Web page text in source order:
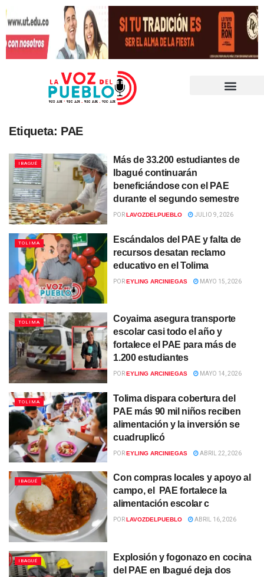
Etiqueta: PAE
IBAGUÉ
Más de 33.200 estudiantes de
Ibagué continuarán
beneficiándose con el PAE
durante el segundo semestre
PORLAVOZDELPUEBLO JULIO 9, 2026
TOLIMA
Escándalos del PAE y falta de
recursos desatan reclamo
educativo en el Tolima
POREYLING ARCINIEGAS MAYO 15, 2026
TOLIMA
Coyaima asegura transporte
escolar casi todo el año y
fortalece el PAE para más de
1.200 estudiantes
POREYLING ARCINIEGAS MAYO 14, 2026
TOLIMA
Tolima dispara cobertura del
PAE más 90 mil niños reciben
alimentación y la inversión se
cuadruplicó
POREYLING ARCINIEGAS ABRIL 22, 2026
IBAGUÉ
Con compras locales y apoyo al
campo, el PAE fortalece la
alimentación escolar c
POR LAVOZDELPUEBLO ABRIL 16, 2026
IBAGUÉ
Explosión y fogonazo en cocina
del PAE en Ibagué deja dos